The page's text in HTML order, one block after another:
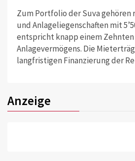
Zum Portfolio der Suva gehören
und Anlageliegenschaften mit
entspricht knapp einem Zehnten
Anlagevermögens. Die
langfristigen Finanzierung der
Anzeige